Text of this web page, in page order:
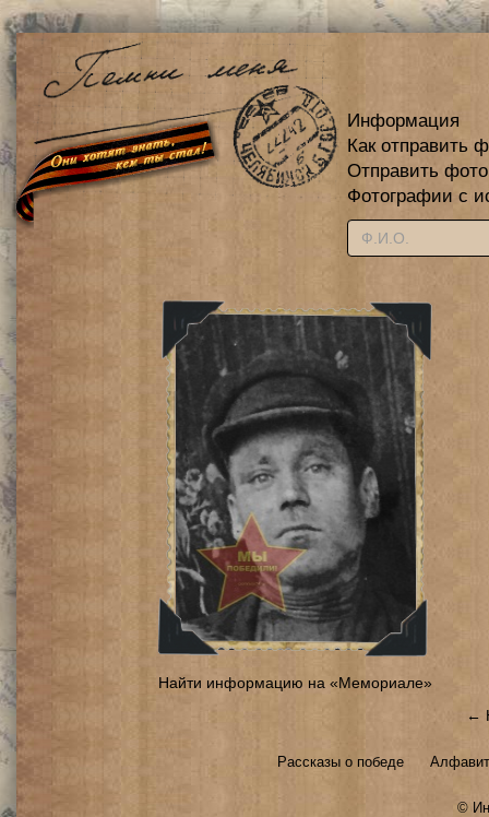
Информация
Как отправить
Отправить
Фотографии с
Найти информацию на «Мемориале»
←
Рассказы о победе
©